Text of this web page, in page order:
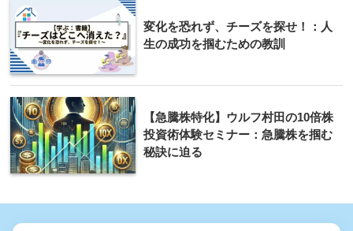
変化を恐れず、チーズを探せ！：人
生の成功を掴むための教訓
【急騰株特化】ウルフ村田の10倍株
投資術体験セミナー：急騰株を掴む
秘訣に迫る